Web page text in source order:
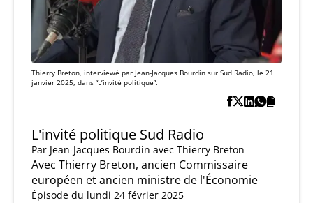
Thierry Breton, interviewé par Jean-Jacques Bourdin sur Sud Radio, le 21
janvier 2025, dans “L’invité politique”.
L'invité politique Sud Radio
Par Jean-Jacques Bourdin avec Thierry Breton
Avec Thierry Breton, ancien Commissaire
européen et ancien ministre de l'Économie
Épisode du lundi 24 février 2025